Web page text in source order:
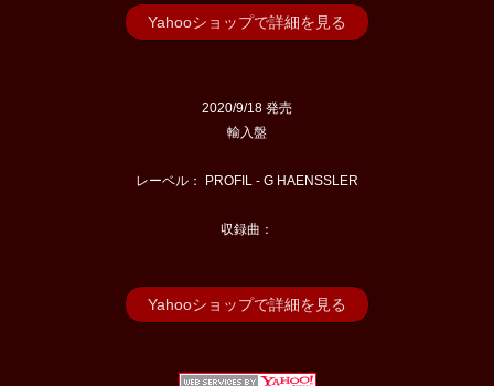
Yahooショップで詳細を見る
2020/9/18 発売
輸入盤
レーベル： PROFIL - G HAENSSLER
収録曲：
Yahooショップで詳細を見る